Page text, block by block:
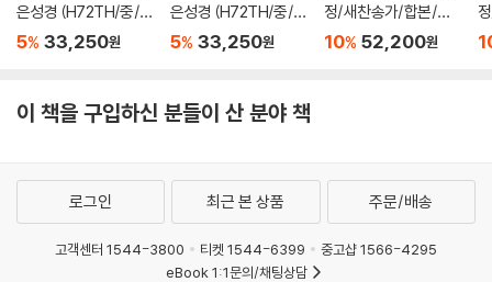
은성경 (H72TH/중/단
본/무지퍼/색인/PU/
5% 33,250원
은성경 (H72TH/중/단
본/무지퍼/색인/PU/
5% 33,250원
정/새찬송가/합본/지
퍼/천연우피/색인/소/
10% 52,200원
이 책을 구입하신 분들이 산 분야 책
로그인 최근 본 상품 주문/배송
고객센터 1544-3800 티켓 1544-6399
중고샵 1566-4295
eBook 1:1문의/채팅상담